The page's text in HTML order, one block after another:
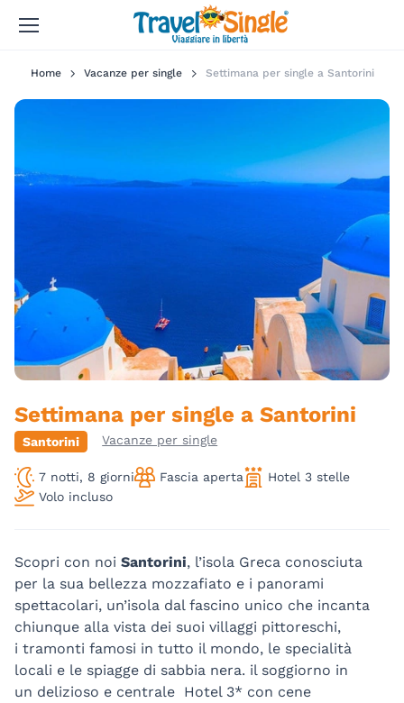
Home Vacanze per single Settimana per single a Santorini
Settimana per single a Santorini
Santorini Vacanze per single
7 notti, 8 giorni Fascia aperta
Hotel 3 stelle
Volo incluso
Scopri con noi Santorini, l’isola Greca conosciuta
per la sua bellezza mozzafiato e i panorami
spettacolari, un’isola dal fascino unico che incanta
chiunque alla vista dei suoi villaggi pittoreschi,
i tramonti famosi in tutto il mondo, le specialità
locali e le spiagge di sabbia nera. il soggiorno in
un delizioso e centrale Hotel 3* con cene